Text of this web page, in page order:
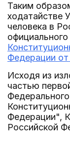
Таким
ходатайстве
человека в
Федерации
Исходя из
частью
Федерации",
Российской